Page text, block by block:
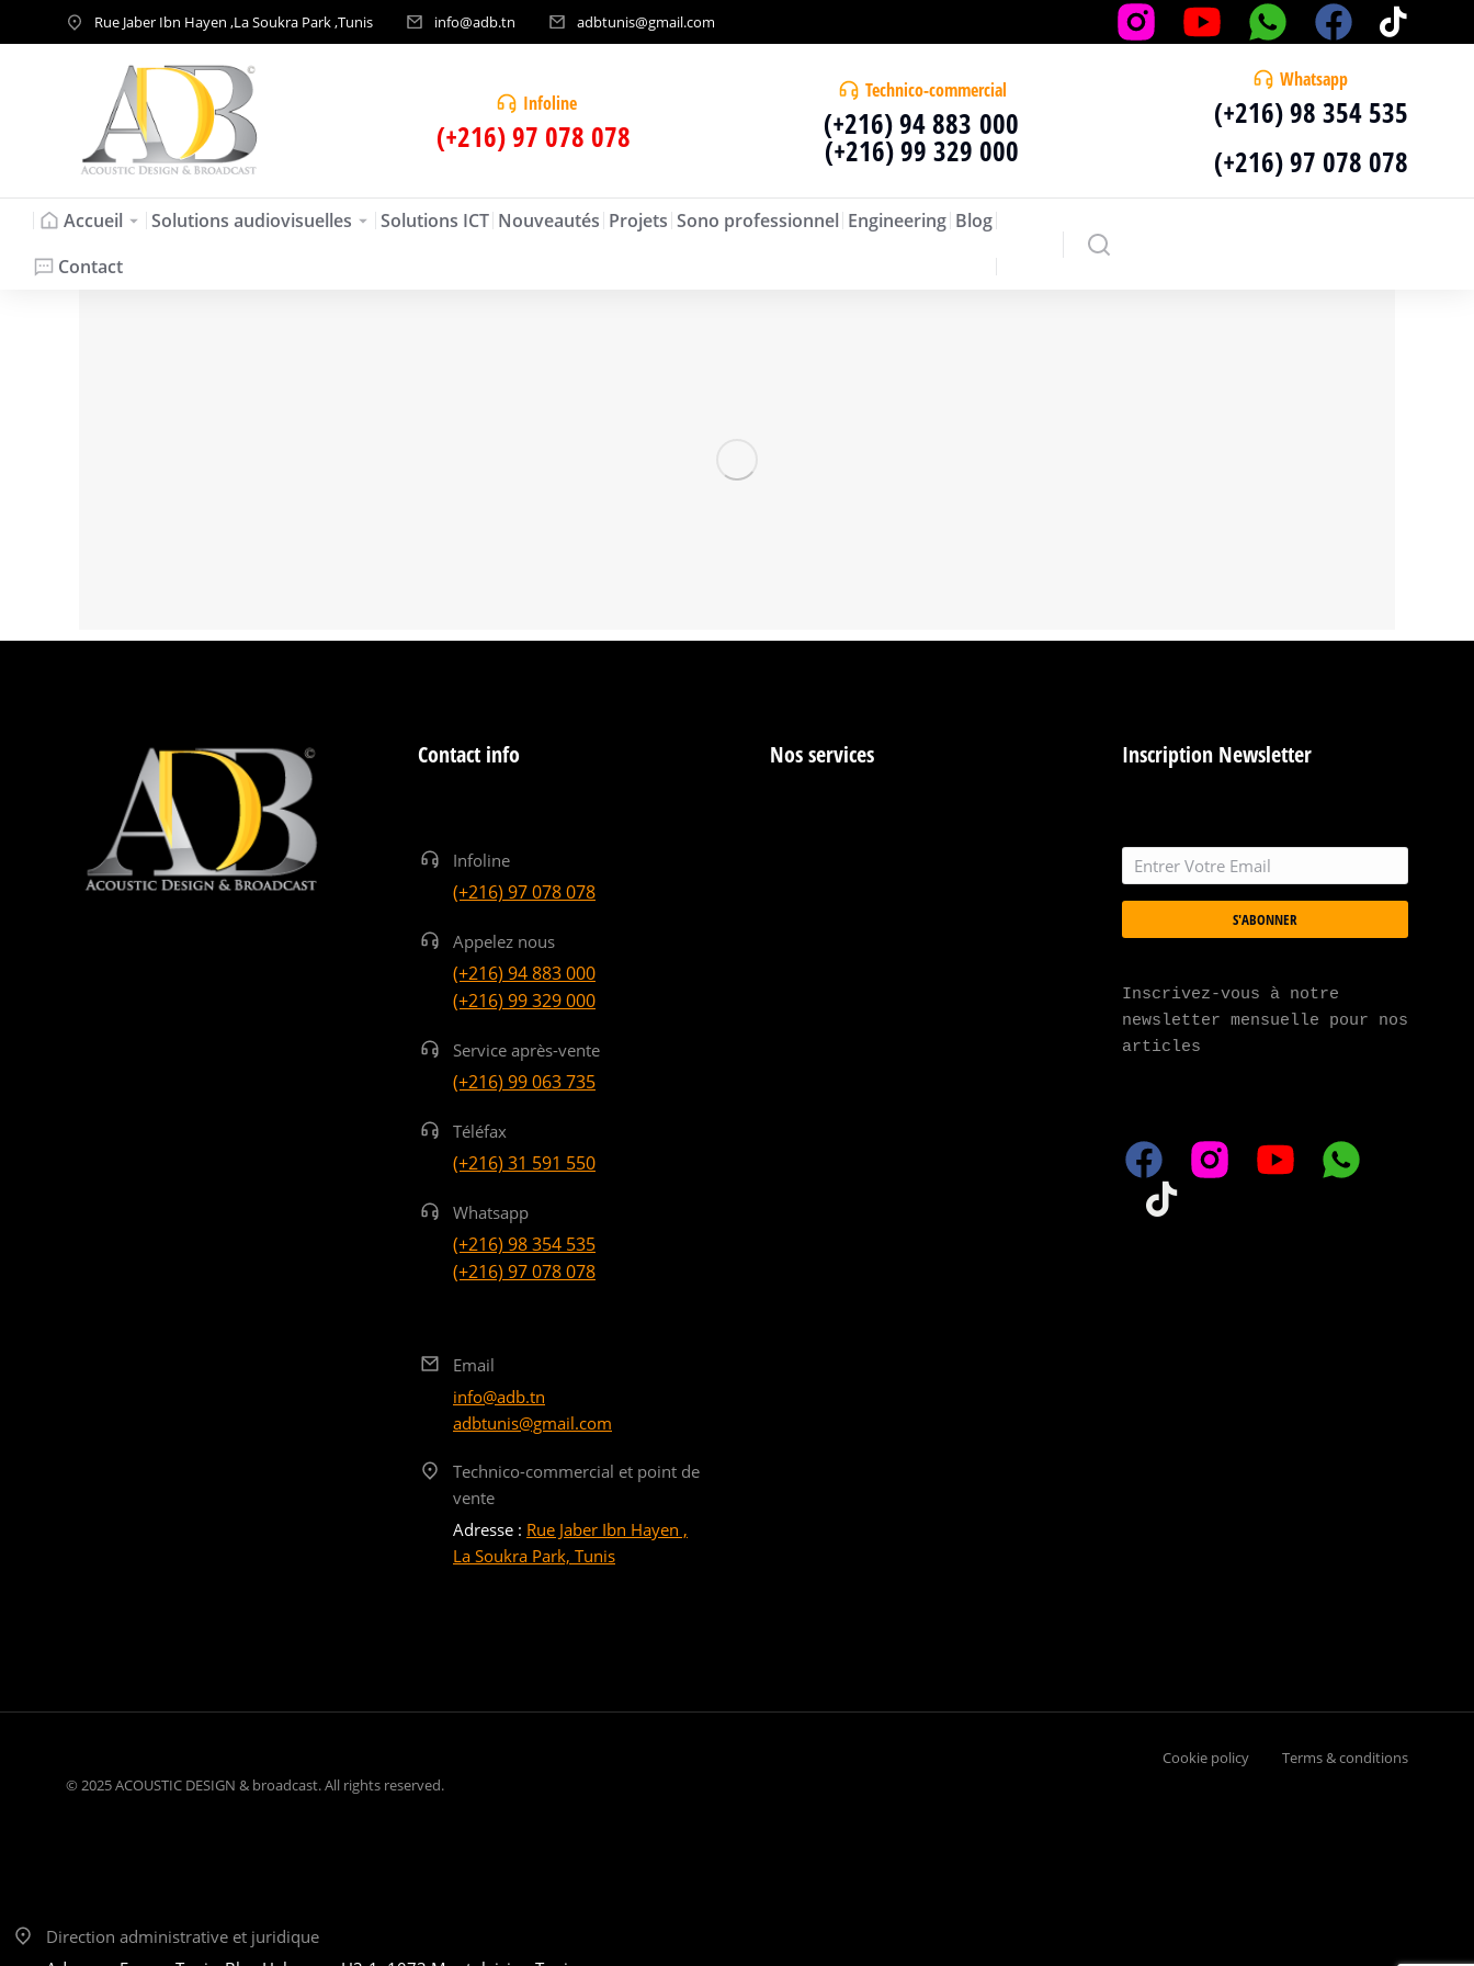
Rue Jaber Ibn Hayen ,La Soukra Park ,Tunis info@adb.tn adbtunis@gmail.com
Infoline
(+216) 97 078 078
Technico-commercial
(+216) 94 883 000
(+216) 99 329 000
Whatsapp
(+216) 98 354 535
(+216) 97 078 078
Accueil Solutions audiovisuelles Solutions ICT Nouveautés Projets Sono professionnel Engineering Blog
Contact
Contact info
Infoline
(+216) 97 078 078
Appelez nous
(+216) 94 883 000
(+216) 99 329 000
Service après-vente
(+216) 99 063 735
Téléfax
(+216) 31 591 550
Whatsapp
(+216) 98 354 535
(+216) 97 078 078
Email
info@adb.tn
adbtunis@gmail.com
Technico-commercial et point de
vente
Adresse : Rue Jaber Ibn Hayen ,
La Soukra Park, Tunis
Nos services Inscription Newsletter
S'ABONNER
Inscrivez-vous à notre
newsletter mensuelle pour nos
articles
© 2025 ACOUSTIC DESIGN & broadcast. All rights reserved.
Cookie policy Terms & conditions
Direction administrative et juridique